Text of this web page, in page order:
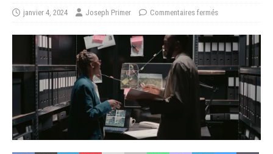
janvier 4, 2024 Joseph Primer Commentaires fermés